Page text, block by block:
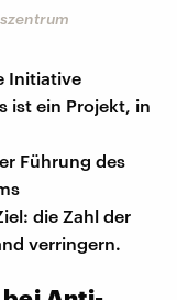
Initiative
ist ein Projekt, in
Führung des
die Zahl der
verringern.